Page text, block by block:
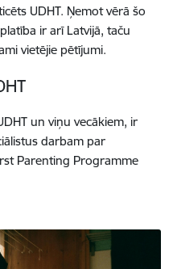
UDHT. Ņemot vērā šo
ir arī Latvijā, taču
vietējie pētījumi.
un viņu vecākiem, ir
darbam par
Parenting Programme